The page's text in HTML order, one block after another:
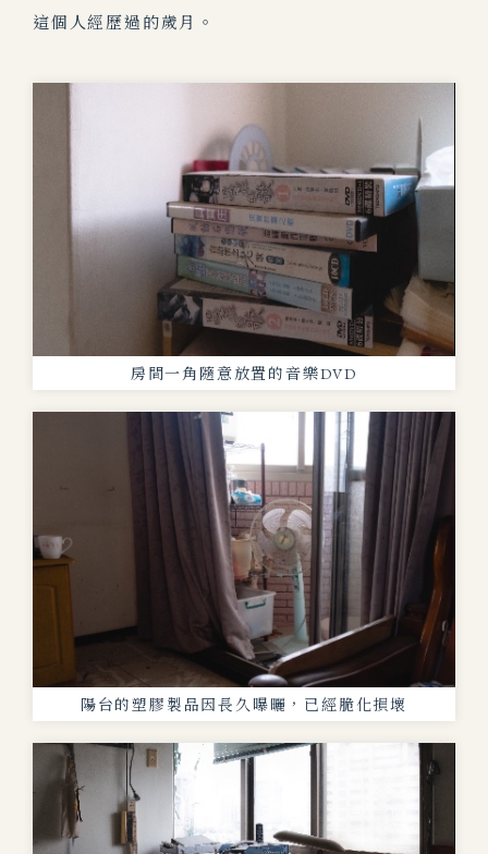
這個人經歷過的歲月。
房間一角隨意放置的音樂DVD
陽台的塑膠製品因長久曝曬，已經脆化損壞